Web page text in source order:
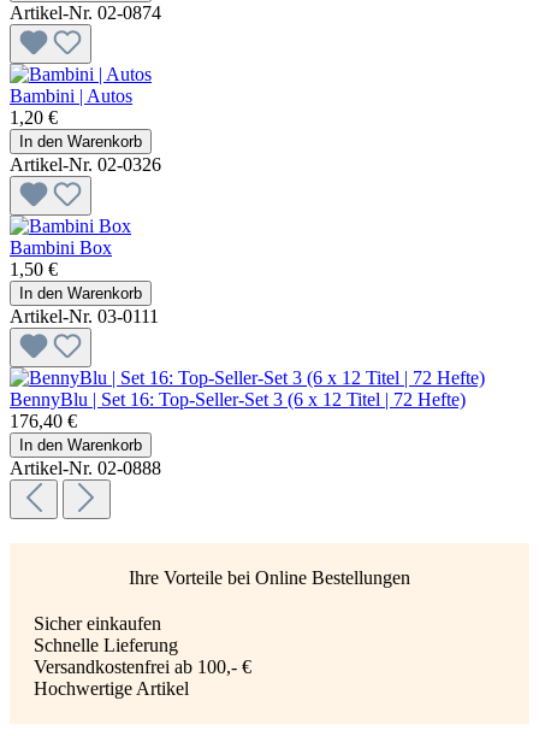
Artikel-Nr. 02-0874
Bambini | Autos
1,20 €
In den Warenkorb
Artikel-Nr. 02-0326
Bambini Box
1,50 €
In den Warenkorb
Artikel-Nr. 03-0111
BennyBlu | Set 16: Top-Seller-Set 3 (6 x 12 Titel | 72 Hefte)
176,40 €
In den Warenkorb
Artikel-Nr. 02-0888
Ihre Vorteile bei Online Bestellungen
Sicher einkaufen
Schnelle Lieferung
Versandkostenfrei ab 100,- €
Hochwertige Artikel